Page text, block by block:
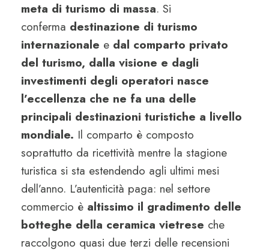
meta di turismo di massa. Si
conferma destinazione di turismo
internazionale e dal comparto privato
del turismo, dalla visione e dagli
investimenti degli operatori nasce
l’eccellenza che ne fa una delle
principali destinazioni turistiche a livello
mondiale. Il comparto è composto
soprattutto da ricettività mentre la stagione
turistica si sta estendendo agli ultimi mesi
dell’anno. L’autenticità paga: nel settore
commercio è altissimo il gradimento delle
botteghe della ceramica vietrese che
raccolgono quasi due terzi delle recensioni